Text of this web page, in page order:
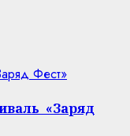
Фест»
«Заряд